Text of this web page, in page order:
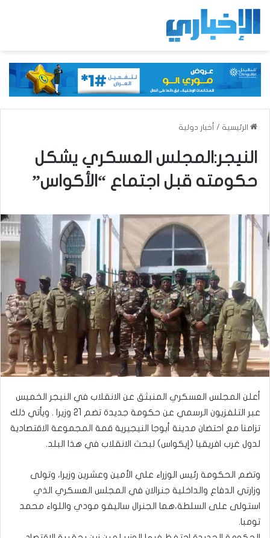
الرئيسية / أخبار دولية
النيجر:المجلس العسكري يشكل
حكومته قبل اجتماع “الأكواس”
أعلن المجلس العسكري المنبثق عن الانقلاب في النيجر الخميس
عبر التلفزيون الرسمي عن حكومة جديدة تضم 21 وزيرا . ويأتي ذلك
تزامنا مع احتضان مدينة أبوجا النيجيرية قمة المجموعة الاقتصادية
لدول غرب افريقيا (إيكواس) لبحث الانقلاب في هذا البلد.
وتضم الحكومة رئيس الوزراء علي الأمين وعشرين وزيرا، وتولى
وزارتي الدفاع والداخلية جنرالان في المجلس العسكري الذي
استولى على السلطة،هما الجنرال ساليفو مودي واللواء محمد
تومبا.